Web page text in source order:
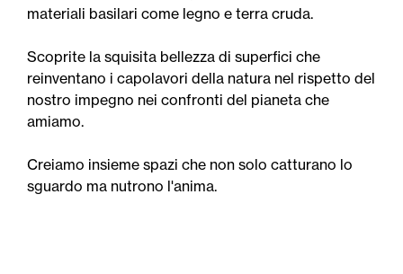
materiali basilari come legno e terra cruda.
Scoprite la squisita bellezza di superfici che
reinventano i capolavori della natura nel rispetto del
nostro impegno nei confronti del pianeta che
amiamo.
Creiamo insieme spazi che non solo catturano lo
sguardo ma nutrono l'anima.